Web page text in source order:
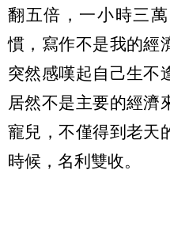
翻五倍，一小時三
慣，寫作不是我的經
突然感嘆起自己生不
居然不是主要的經濟
寵兒，不僅得到老天
時候，名利雙收。